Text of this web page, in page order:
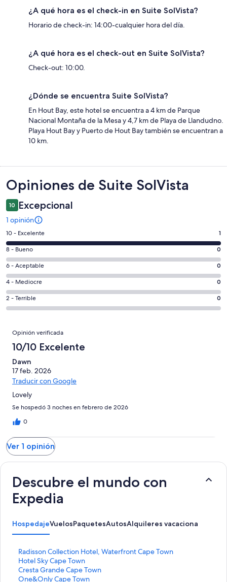
¿A qué hora es el check-in en Suite SolVista?
Horario de check-in: 14:00-cualquier hora del día.
¿A qué hora es el check-out en Suite SolVista?
Check-out: 10:00.
¿Dónde se encuentra Suite SolVista?
En Hout Bay, este hotel se encuentra a 4 km de Parque
Nacional Montaña de la Mesa y 4,7 km de Playa de Llandudno.
Playa Hout Bay y Puerto de Hout Bay también se encuentran a
10 km.
Opiniones
Opiniones de Suite SolVista
10 Excepcional
1 opinión
Evaluación:
10
-
Excelente.
1
de
1
opiniones
10 - Excelente 1
Evaluación:
8
-
Bueno.
0
de
8 - Bueno 0
Evaluación:
6
-
Aceptable.
0
opiniones
6 - Aceptable 0
Evaluación:
4
-
de
opiniones
4 - Mediocre 0
Evaluación:
2
Terrible.
de
opiniones
2 - Terrible 0
Opiniones
Opinión verificada
10/10 Excelente
Dawn
17 feb. 2026
Traducir con Google
Lovely
Se hospedó 3 noches en febrero de 2026
0
Ver 1 opinión
Descubre el mundo con
Expedia
HospedajeVuelosPaquetesAutosAlquileres vacacionales
Radisson Collection Hotel, Waterfront Cape Town
E
n
l
a
Hotel Sky Cape Town
E
n
l
Cresta Grande Cape Town
E
n
One&Only Cape Town
E